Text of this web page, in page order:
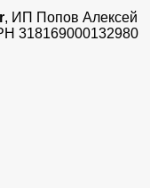
, ИП Попов Алексей
318169000132980